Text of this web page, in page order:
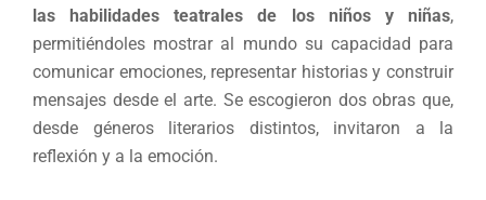
las habilidades teatrales de los niños y niñas,
permitiéndoles mostrar al mundo su capacidad para
comunicar emociones, representar historias y construir
mensajes desde el arte. Se escogieron dos obras que,
desde géneros literarios distintos, invitaron a la
reflexión y a la emoción.